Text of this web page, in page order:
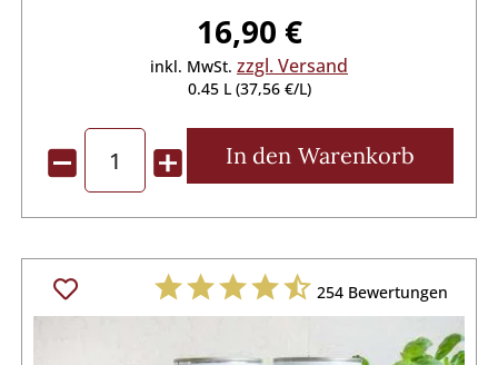
16,90 €
inkl. MwSt. zzgl. Versand
0.45 L (37,56 €/L)
In den Warenkorb
254Bewertungen